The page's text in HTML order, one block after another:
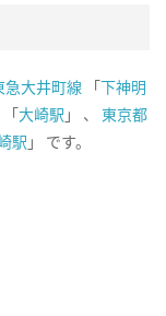
急大井町線 「下神明
「大崎駅 」 、 東京都
駅 」 です。